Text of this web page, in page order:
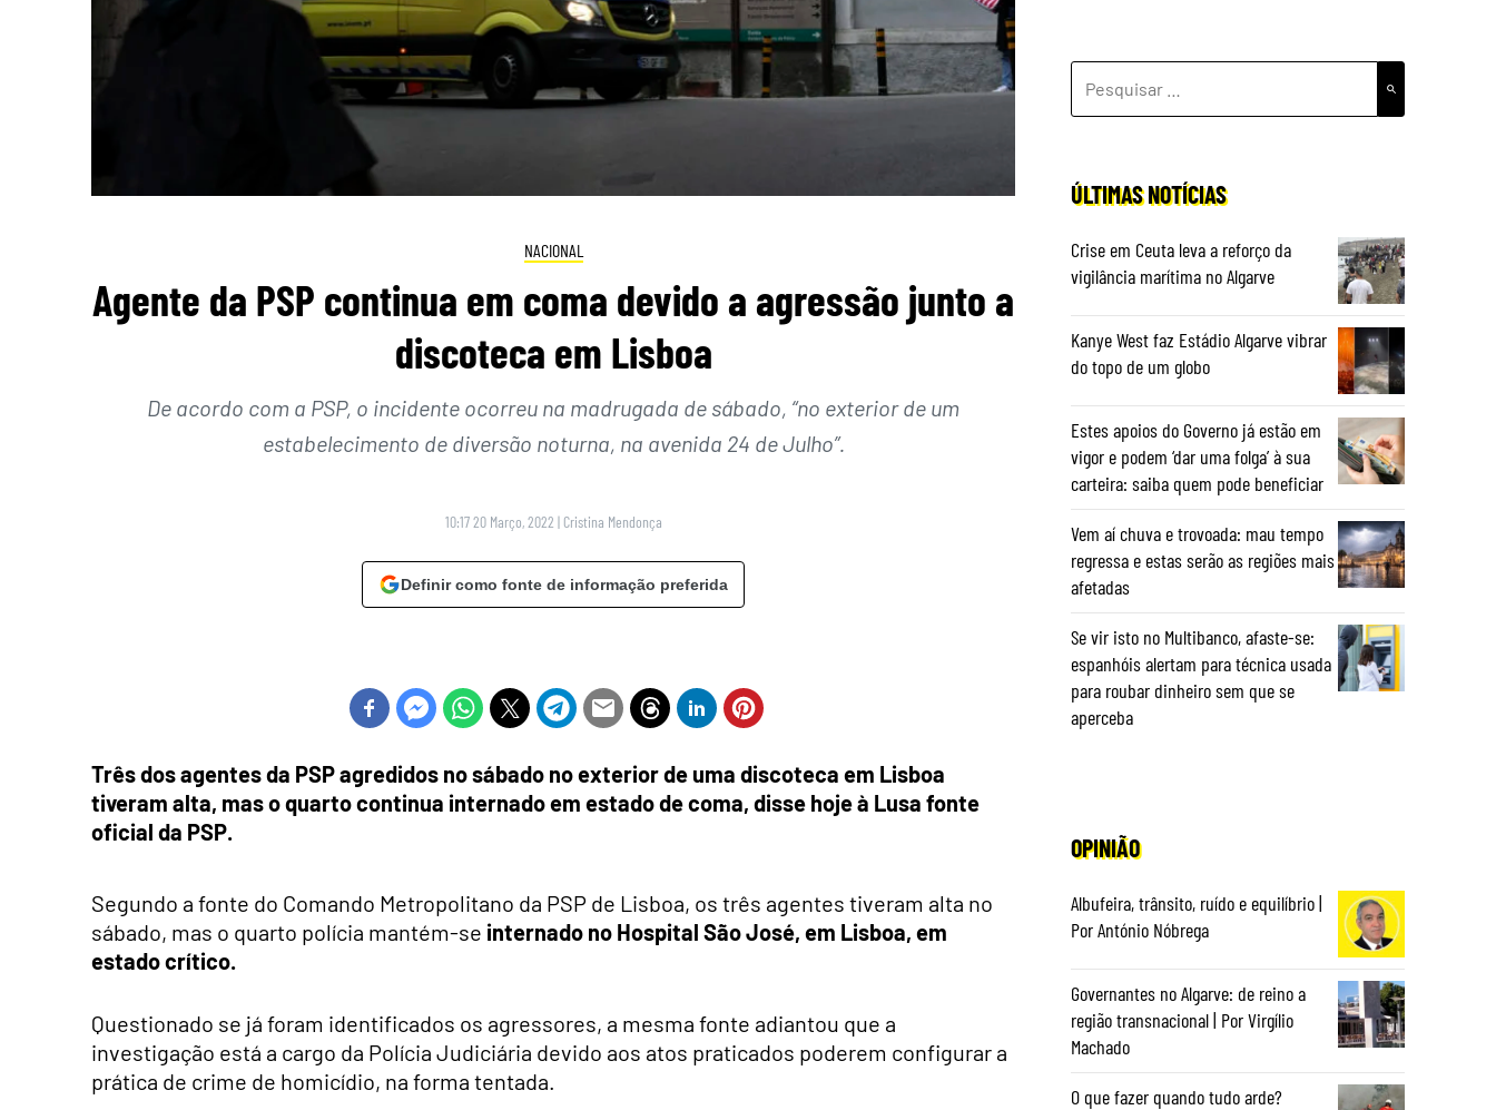
NACIONAL
Agente da PSP continua em coma devido a agressão junto a
discoteca em Lisboa
De acordo com a PSP, o incidente ocorreu na madrugada de sábado, “no exterior de um
estabelecimento de diversão noturna, na avenida 24 de Julho”.
10:17 20 Março, 2022 | Cristina Mendonça
Definir como fonte de informação preferida
Três dos agentes da PSP agredidos no sábado no exterior de uma discoteca em Lisboa
tiveram alta, mas o quarto continua internado em estado de coma, disse hoje à Lusa fonte
oficial da PSP.
Segundo a fonte do Comando Metropolitano da PSP de Lisboa, os três agentes tiveram alta no
sábado, mas o quarto polícia mantém-se internado no Hospital São José, em Lisboa, em
estado crítico.
Questionado se já foram identificados os agressores, a mesma fonte adiantou que a
investigação está a cargo da Polícia Judiciária devido aos atos praticados poderem configurar a
prática de crime de homicídio, na forma tentada.
POR:
ÚLTIMAS NOTÍCIAS
Crise em Ceuta leva a reforço da
vigilância marítima no Algarve
Kanye West faz Estádio Algarve vibrar
do topo de um globo
Estes apoios do Governo já estão em
vigor e podem ‘dar uma folga’ à sua
carteira: saiba quem pode beneficiar
Vem aí chuva e trovoada: mau tempo
regressa e estas serão as regiões mais
afetadas
Se vir isto no Multibanco, afaste-se:
espanhóis alertam para técnica usada
para roubar dinheiro sem que se
aperceba
OPINIÃO
Albufeira, trânsito, ruído e equilíbrio |
Por António Nóbrega
Governantes no Algarve: de reino a
região transnacional | Por Virgílio
Machado
O que fazer quando tudo arde?